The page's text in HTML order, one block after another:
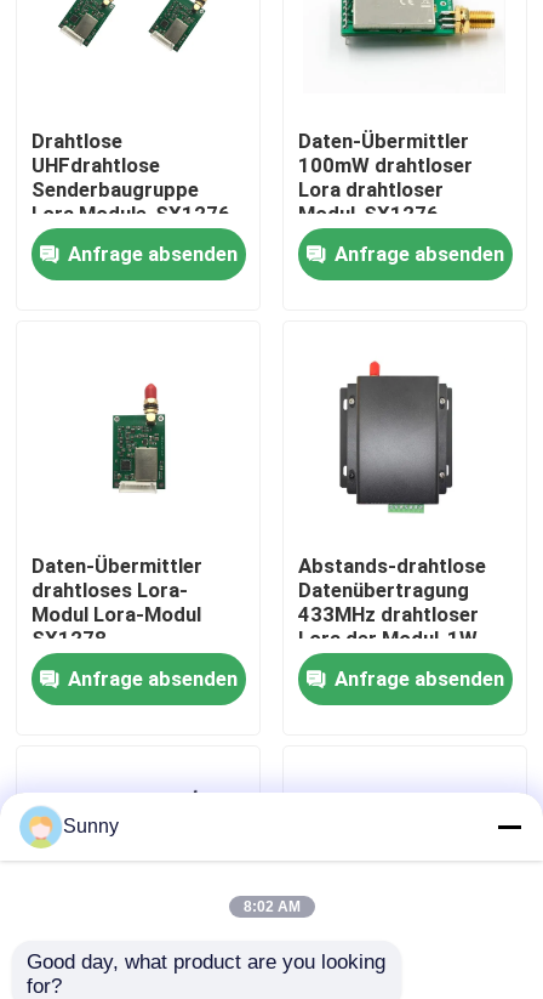
Werksbesichtigung
Qualitätskontrolle
Neuigkeiten
Blog
Drahtlose
UHFdrahtlose
Senderbaugruppe
Lora Module-SX1276
433mhz 1W
Anfrage absenden
Daten-Übermittler
100mW drahtloser
Lora drahtloser
Modul-SX1276
868MHz
Anfrage absenden
Daten-Übermittler
drahtloses Lora-
Modul Lora-Modul
SX1278
868MHz/915MHz
800mWAnfrage absenden
Abstands-drahtlose
Datenübertragung
433MHz drahtloser
Lora der Modul-1W
Leistungsabgabe-5km
Anfrage absenden
Strecken-drahtloser
Sunny
8:02 AM
Good day, what product are you looking
for?